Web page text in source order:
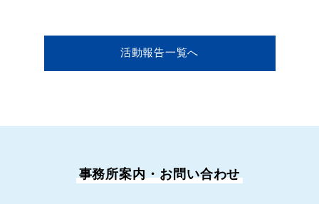
活動報告一覧へ
事務所案内・お問い合わせ